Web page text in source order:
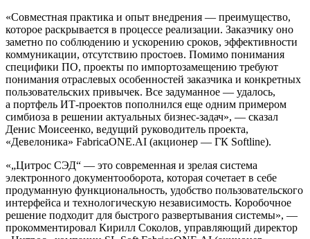
«Совместная практика и опыт внедрения — преимущество,
которое раскрывается в процессе реализации. Заказчику оно
заметно по соблюдению и ускорению сроков, эффективности
коммуникации, отсутствию простоев. Помимо понимания
специфики ПО, проекты по импортозамещению требуют
понимания отраслевых особенностей заказчика и конкретных
пользовательских привычек. Все задуманное — удалось,
а портфель ИТ-проектов пополнился еще одним примером
симбиоза в решении актуальных бизнес-задач», — сказал
Денис Моисеенко, ведущий руководитель проекта,
«Девелоника» FabricaONE.AI (акционер — ГК Softline).
«„Цитрос СЭД“ — это современная и зрелая система
электронного документооборота, которая сочетает в себе
продуманную функциональность, удобство пользовательского
интерфейса и технологическую независимость. Коробочное
решение подходит для быстрого развертывания системы», —
прокомментировал Кирилл Соколов, управляющий директор